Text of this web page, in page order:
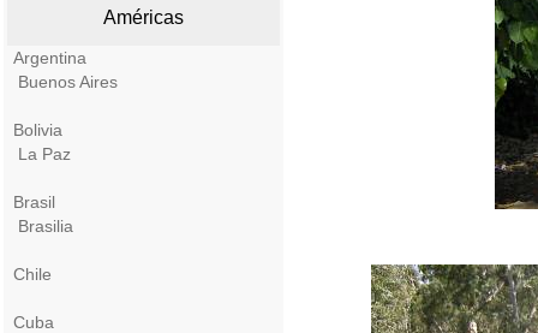
Américas
Argentina
Buenos Aires
Bolivia
La Paz
Brasil
Brasilia
Chile
Cuba